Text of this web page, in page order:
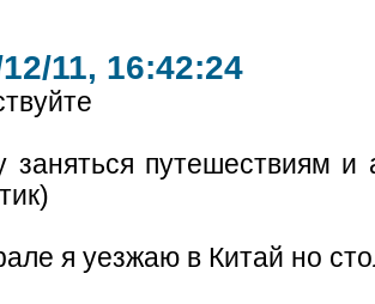
11, 16:42:24
заняться путешествиям
я уезжаю в Китай но